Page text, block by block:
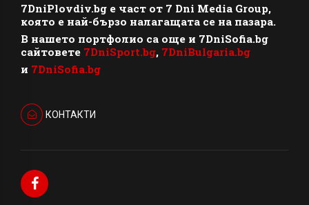
7DniPlovdiv.bg e част от 7 Dni Media Group,
която е най-бързо налагащата се на пазара.
В нашето портфолио са още и 7DniSofia.bg
сайтовете 7DniSport.bg, 7DniBulgaria.bg
и 7DniSofia.bg
КОНТАКТИ